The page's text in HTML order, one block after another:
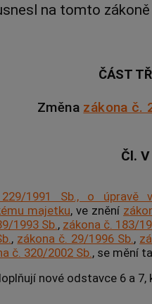
na tomto zákoně
ČÁST
Změna zákona č.
Čl. V
1991 Sb., o úpravě
majetku, ve znění
1993 Sb., zákona č. 183/
, zákona č. 29/1996 Sb.,
č. 320/2002 Sb., se mění
nové odstavce 6 a 7,